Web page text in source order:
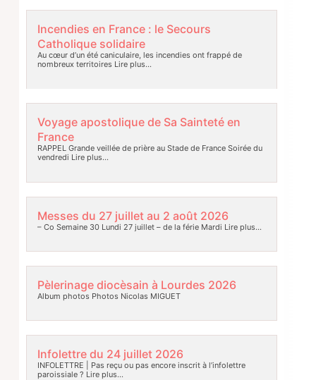
Incendies en France : le Secours
Catholique solidaire
Au cœur d’un été caniculaire, les incendies ont frappé de
nombreux territoires Lire plus…
Voyage apostolique de Sa Sainteté en
France
RAPPEL Grande veillée de prière au Stade de France Soirée du
vendredi Lire plus…
Messes du 27 juillet au 2 août 2026
– Co Semaine 30 Lundi 27 juillet – de la férie Mardi Lire plus…
Pèlerinage diocèsain à Lourdes 2026
Album photos Photos Nicolas MIGUET
Infolettre du 24 juillet 2026
INFOLETTRE | Pas reçu ou pas encore inscrit à l’infolettre
paroissiale ? Lire plus…